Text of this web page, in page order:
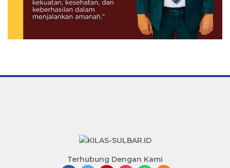
Terhubung Dengan Kami